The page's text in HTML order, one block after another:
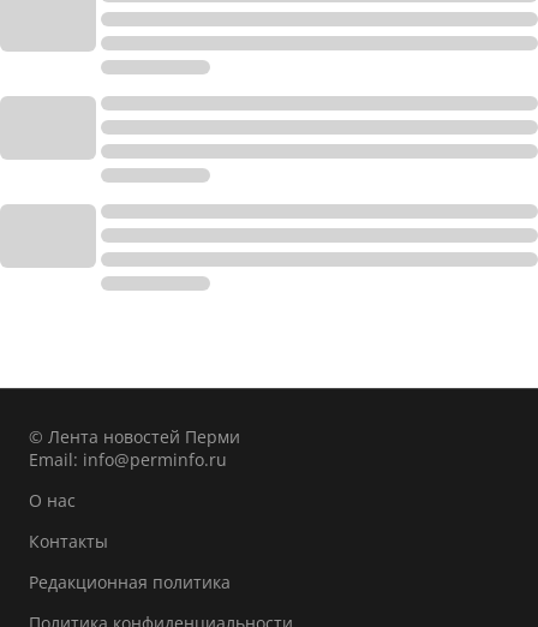
© Лента новостей Перми
Email: info@perminfo.ru
О нас
Контакты
Редакционная политика